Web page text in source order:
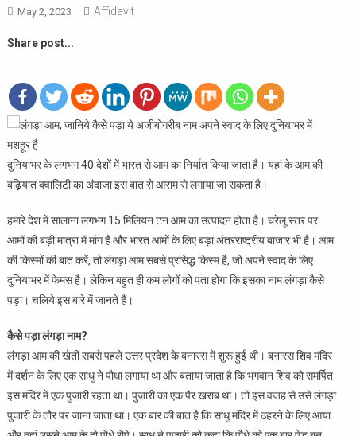
May 2, 2023 Affidavit
Share post...
दुनियाभर के लगभग 40 देशों में भारत से आम का निर्यात किया जाता है। यहां के आम की
बढ़ियात क्वालिटी का अंदाजा इस बात से आराम से लगाया जा सकता है।
हमारे देश में सालाना लगभग 15 मिलियन टन आम का उत्पादन होता है। घरेलू स्तर पर
आमों की बड़ी मात्रा में मांग है और भारत आमों के लिए बड़ा अंतरराष्ट्रीय बाजार भी है। आम
की किस्मों की बात करें, तो लंगड़ा आम सबसे प्रसिद्ध किस्म है, जो अपने स्वाद के लिए
दुनियाभर में फेमस है। लेकिन बहुत ही कम लोगों को पता होगा कि इसका नाम लंगड़ा कैसे
पड़ा। चलिये इस बारे में जानते हैं।
कैसे पड़ा लंगड़ा नाम?
लंगड़ा आम की खेती सबसे पहले उत्तर प्रदेश के बनारस में शुरू हुई थी। बनारस शिव मंदिर
में दर्शन के लिए एक साधु ने पौधा लगाया था और बताया जाता है कि भगवान शिव को समर्पित
इस मंदिर में एक पुजारी रहता था। पुजारी का एक पैर खराब था। तो इस वजह से उसे लंगड़ा
पुजारी के तौर पर जाना जाता था। एक बार की बात है कि साधु मंदिर में ठहरने के लिए आया